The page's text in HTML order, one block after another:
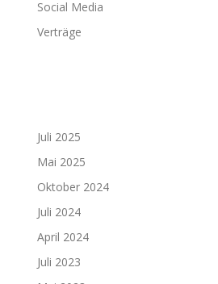
Social Media
Verträge
Juli 2025
Mai 2025
Oktober 2024
Juli 2024
April 2024
Juli 2023